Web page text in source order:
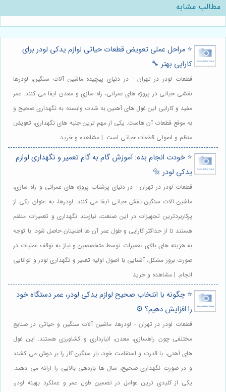
مطالب مشابه
⭐️ مراحل عملی تعویض قطعات حیاتی لوازم یدکی لودر برای
کارایی بهتر 🔧
قطعات لودر در تهران - در دنیای پیچیده ماشین آلات سنگین، لودرها
نقشی حیاتی در پروژه های عمرانی، راه سازی و معدن ایفا می کنند. عمر
مفید و کارایی این غول های آهنین به شدت وابسته به نگهداری صحیح و
به موقع قطعات آن هاست. یکی از مهم ترین جنبه های نگهداری، تعویض
منظم و اصولی قطعات حیاتی است. | مشاهده و خرید
⭐️ خودت انجام بده: آموزش گام به گام تعمیر و نگهداری لوازم
یدکی لودر 🔩
قطعات لودر در تهران - در دنیای پرشتاب پروژه های عمرانی و راه سازی،
ماشین آلات سنگین نقش حیاتی ایفا می کنند. لودرها، به عنوان یکی از
پرکاربردترین تجهیزات در این صنعت، نیازمند نگهداری و تعمیرات منظم
هستند تا از حداکثر کارایی و طول عمر آن ها اطمینان حاصل شود. با توجه
به هزینه های بالای تعمیرات توسط متخصصین و نیاز به توقف عملیات در
صورت بروز مشکل، آشنایی با اصول اولیه تعمیر و نگهداری لودر و توانایی
انجام. | مشاهده و خرید
⭐️ چگونه با انتخاب صحیح لوازم یدکی لودر، عمر دستگاه خود
را افزایش دهیم؟ ⚙️
قطعات لودر در تهران - لودرها، ماشین آلات سنگین و حیاتی در صنایع
مختلفی چون راهسازی، معدن، انبارداری و کشاورزی هستند. این غول
های آهنی، با قدرت و استقامت خود، بار سنگین کار را بر دوش می کشند
و در صورت نگهداری صحیح، سال ها بازدهی بالایی را ارائه می دهند.
یکی از کلیدی ترین عوامل در تضمین طول عمر و عملکرد بهینه لودر،